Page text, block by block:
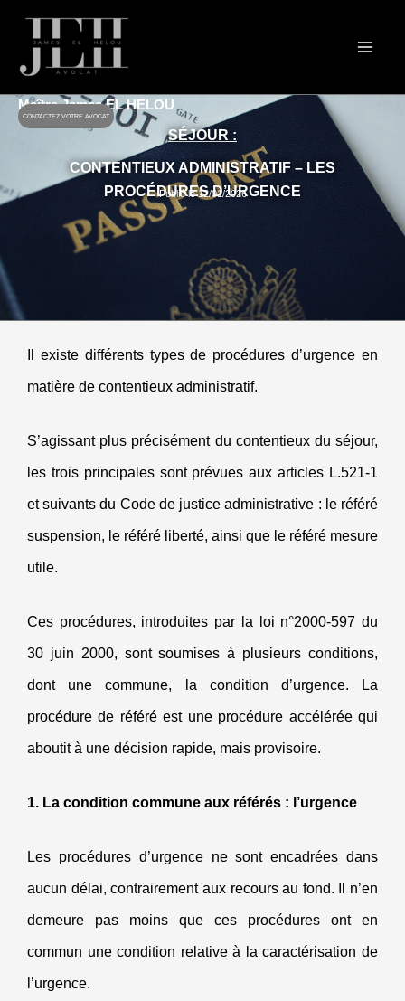
contenu
Maître James EL HELOU
CONTACTEZ VOTRE AVOCAT
SÉJOUR :
CONTENTIEUX ADMINISTRATIF – LES
PROCÉDURES D’URGENCE
Publié le 12/01/2026
Il existe différents types de procédures d’urgence en
matière de contentieux administratif.
S’agissant plus précisément du contentieux du séjour,
les trois principales sont prévues aux articles L.521-1
et suivants du Code de justice administrative : le référé
suspension, le référé liberté, ainsi que le référé mesure
utile.
Ces procédures, introduites par la loi n°2000-597 du
30 juin 2000, sont soumises à plusieurs conditions,
dont une commune, la condition d’urgence. La
procédure de référé est une procédure accélérée qui
aboutit à une décision rapide, mais provisoire.
1. La condition commune aux référés : l’urgence
Les procédures d’urgence ne sont encadrées dans
aucun délai, contrairement aux recours au fond. Il n’en
demeure pas moins que ces procédures ont en
commun une condition relative à la caractérisation de
l’urgence.